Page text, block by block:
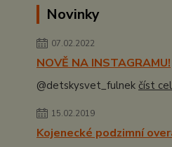
Novinky
07.02.2022
NOVĚ NA INSTAGRAMU!
@detskysvet_fulnek číst
15.02.2019
Kojenecké podzimní